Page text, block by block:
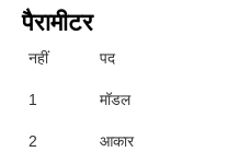
पैरामीटर
नहीं पद
1 मॉडल
2 आकार